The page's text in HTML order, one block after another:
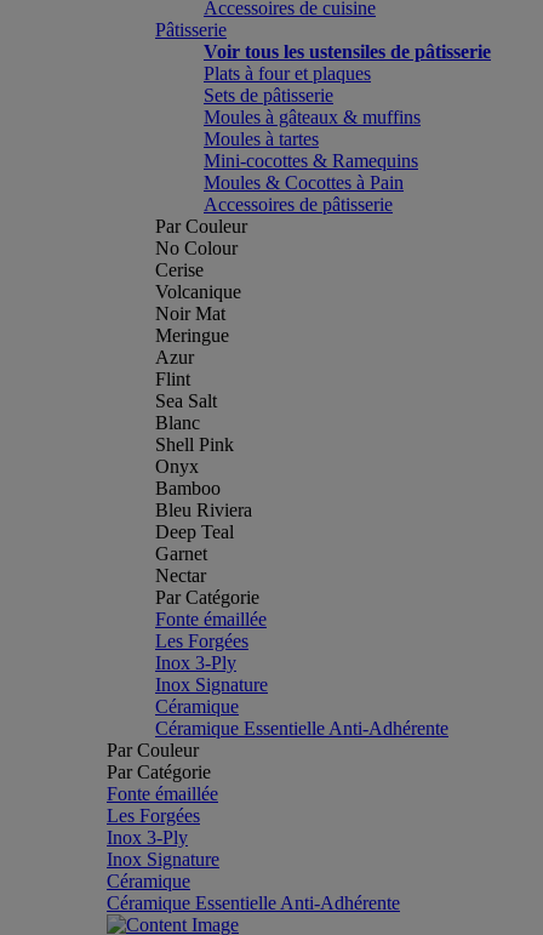
Accessoires de cuisine
Pâtisserie
Voir tous les ustensiles de pâtisserie
Plats à four et plaques
Sets de pâtisserie
Moules à gâteaux & muffins
Moules à tartes
Mini-cocottes & Ramequins
Moules & Cocottes à Pain
Accessoires de pâtisserie
Par Couleur
No Colour
Cerise
Volcanique
Noir Mat
Meringue
Azur
Flint
Sea Salt
Blanc
Shell Pink
Onyx
Bamboo
Bleu Riviera
Deep Teal
Garnet
Nectar
Par Catégorie
Fonte émaillée
Les Forgées
Inox 3-Ply
Inox Signature
Céramique
Céramique Essentielle Anti-Adhérente
Par Couleur
Par Catégorie
Fonte émaillée
Les Forgées
Inox 3-Ply
Inox Signature
Céramique
Céramique Essentielle Anti-Adhérente